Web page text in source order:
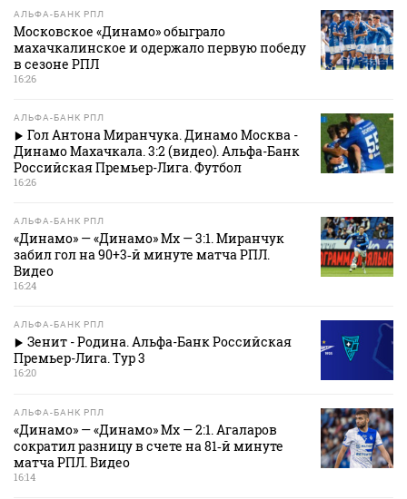
АЛЬФА-БАНК РПЛ
Московское «Динамо» обыграло
махачкалинское и одержало первую победу
в сезоне РПЛ
16:26
АЛЬФА-БАНК РПЛ
Гол Антона Миранчука. Динамо Москва -
Динамо Махачкала. 3:2 (видео). Альфа-Банк
Российская Премьер-Лига. Футбол
16:26
АЛЬФА-БАНК РПЛ
«Динамо» — «Динамо» Мх — 3:1. Миранчук
забил гол на 90+3‑й минуте матча РПЛ.
Видео
16:24
АЛЬФА-БАНК РПЛ
Зенит - Родина. Альфа-Банк Российская
Премьер-Лига. Тур 3
16:20
АЛЬФА-БАНК РПЛ
«Динамо» — «Динамо» Мх — 2:1. Агаларов
сократил разницу в счете на 81‑й минуте
матча РПЛ. Видео
16:14